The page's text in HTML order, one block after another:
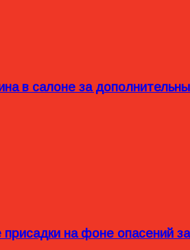
в салоне за
на фоне опасений